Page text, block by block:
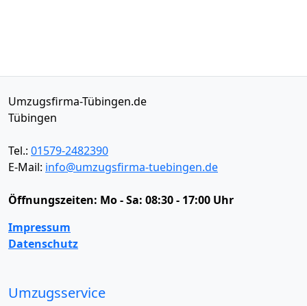
Umzugsfirma-Tübingen.de
Tübingen
Tel.: 01579-2482390
E-Mail: info@umzugsfirma-tuebingen.de
Öffnungszeiten: Mo - Sa: 08:30 - 17:00 Uhr
Impressum
Datenschutz
Umzugsservice